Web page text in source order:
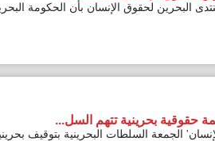
الإنسان بأن الحكومة البحرينية
تتهم السل...
السلطات البحرينية بتوقيف بحرينيين